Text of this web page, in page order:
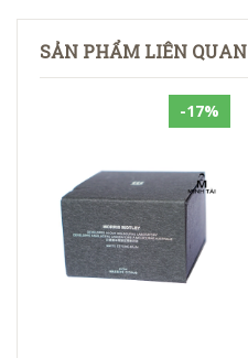
SẢN PHẨM LIÊN QUAN
-17%